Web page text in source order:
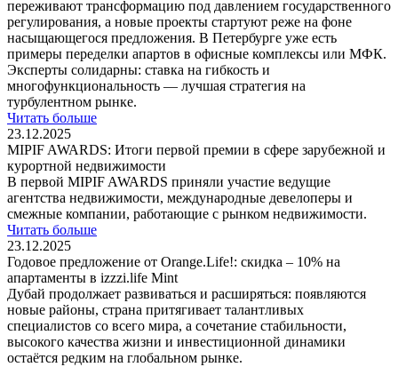
переживают трансформацию под давлением государственного
регулирования, а новые проекты стартуют реже на фоне
насыщающегося предложения. В Петербурге уже есть
примеры переделки апартов в офисные комплексы или МФК.
Эксперты солидарны: ставка на гибкость и
многофункциональность — лучшая стратегия на
турбулентном рынке.
Читать больше
23.12.2025
MIPIF AWARDS: Итоги первой премии в сфере зарубежной и
курортной недвижимости
В первой MIPIF AWARDS приняли участие ведущие
агентства недвижимости, международные девелоперы и
смежные компании, работающие с рынком недвижимости.
Читать больше
23.12.2025
Годовое предложение от Orange.Life!: скидка – 10% на
апартаменты в izzzi.life Mint
Дубай продолжает развиваться и расширяться: появляются
новые районы, страна притягивает талантливых
специалистов со всего мира, а сочетание стабильности,
высокого качества жизни и инвестиционной динамики
остаётся редким на глобальном рынке.